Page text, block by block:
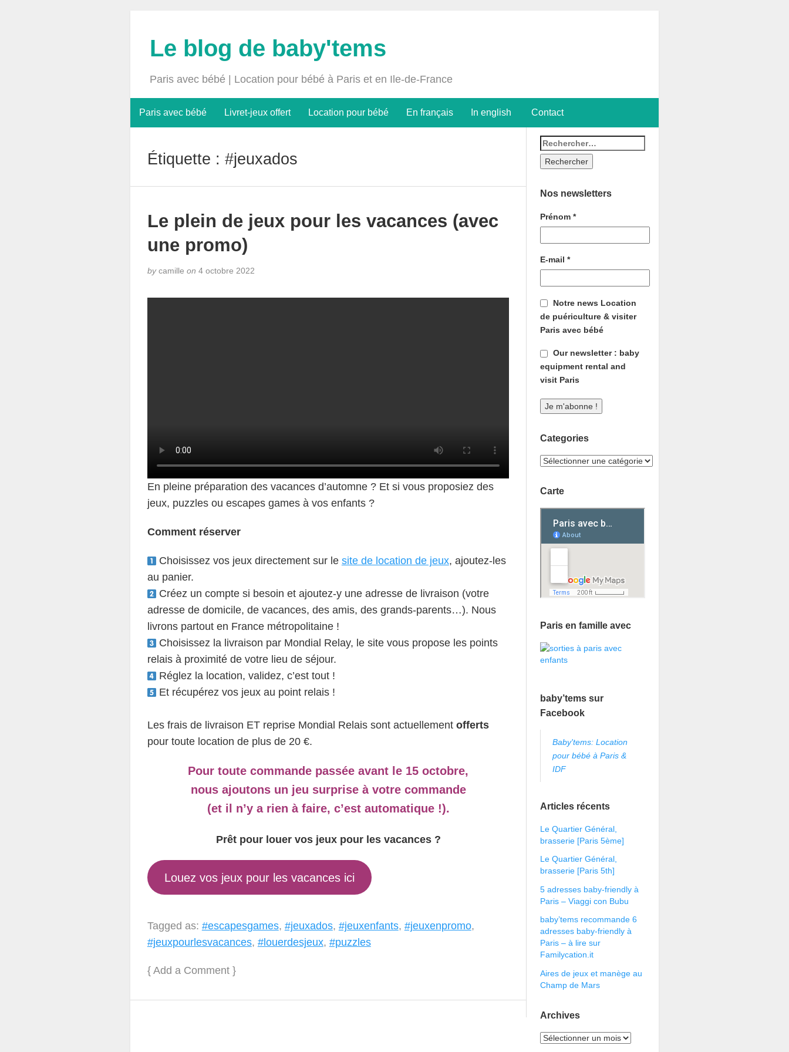
Le blog de baby'tems
Paris avec bébé | Location pour bébé à Paris et en Ile-de-France
Paris avec bébé Livret-jeux offert Location pour bébé En français In english Contact
Étiquette : #jeuxados
Le plein de jeux pour les vacances (avec
une promo)
bycamille on 4 octobre 2022
En pleine préparation des vacances d’automne ? Et si vous proposiez des
jeux, puzzles ou escapes games à vos enfants ?
Comment réserver
Choisissez vos jeux directement sur le site de location de jeux, ajoutez-les
au panier.
Créez un compte si besoin et ajoutez-y une adresse de livraison (votre
adresse de domicile, de vacances, des amis, des grands-parents…). Nous
livrons partout en France métropolitaine !
Choisissez la livraison par Mondial Relay, le site vous propose les points
relais à proximité de votre lieu de séjour.
Réglez la location, validez, c’est tout !
Et récupérez vos jeux au point relais !
Les frais de livraison ET reprise Mondial Relais sont actuellement offerts
pour toute location de plus de 20 €.
Pour toute commande passée avant le 15 octobre,
nous ajoutons un jeu surprise à votre commande
(et il n’y a rien à faire, c’est automatique !).
Prêt pour louer vos jeux pour les vacances ?
Louez vos jeux pour les vacances ici
Tagged as: #escapesgames, #jeuxados, #jeuxenfants, #jeuxenpromo,
#jeuxpourlesvacances, #louerdesjeux, #puzzles
{ Add a Comment}
Nos newsletters
Prénom*
E-mail*
Notre news Location
de puériculture & visiter
Paris avec bébé
Our newsletter : baby
equipment rental and
visit Paris
Categories
Carte
Paris en famille avec
baby’tems sur
Facebook
Baby'tems: Location
pour bébé à Paris &
IDF
Articles récents
Le Quartier Général,
brasserie [Paris 5ème]
Le Quartier Général,
brasserie [Paris 5th]
5 adresses baby-friendly à
Paris – Viaggi con Bubu
baby’tems recommande 6
adresses baby-friendly à
Paris – à lire sur
Familycation.it
Aires de jeux et manège au
Champ de Mars
Archives